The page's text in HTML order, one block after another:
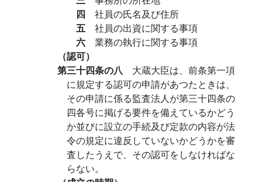
四 社員の氏名及び住所
五 社員の出資に関する事項
六 業務の執行に関する事項
（認可）
第三十四条の八 大蔵大臣は、前条第一項
に規定する認可の申請があつたときは、
その申請に係る監査法人が第三十四条の
四各号に掲げる要件を備えているかどう
か並びに設立の手続及び定款の内容が法
令の規定に違反していないかどうかを審
査したうえで、その認可をしなければな
らない。